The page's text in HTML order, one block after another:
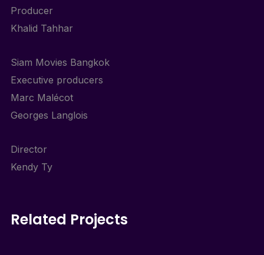
Producer
Khalid Tahhar
Siam Movies Bangkok
Executive producers
Marc Malécot
Georges Langlois
Director
Kendy Ty
Related Projects